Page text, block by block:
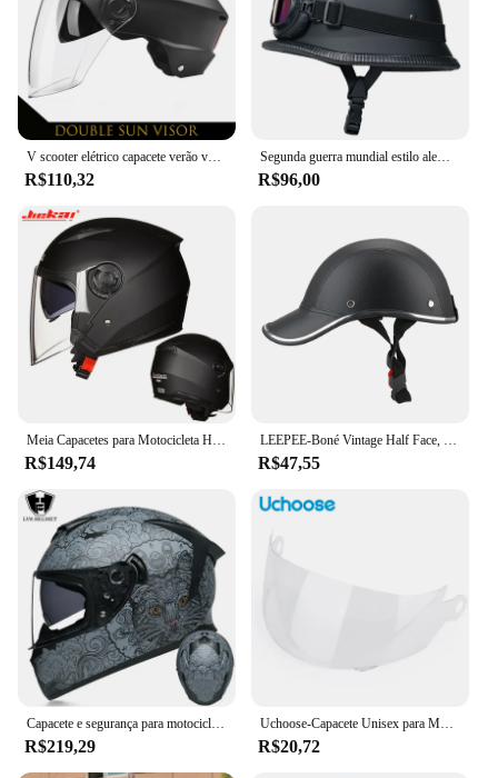
R$110,32
Segunda guerra mundial estilo alemão moto rcycle capacete rosto aberto retro cascos para moto
R$96,00
R$149,74 R$47,55
R$219,29
Uchoose-Capacete Unisex para Motocicleta com Lente Dupla, Capacete de Segurança Transversal, Capacete Modular Flip com Viseira, Certificação DOT
R$20,72